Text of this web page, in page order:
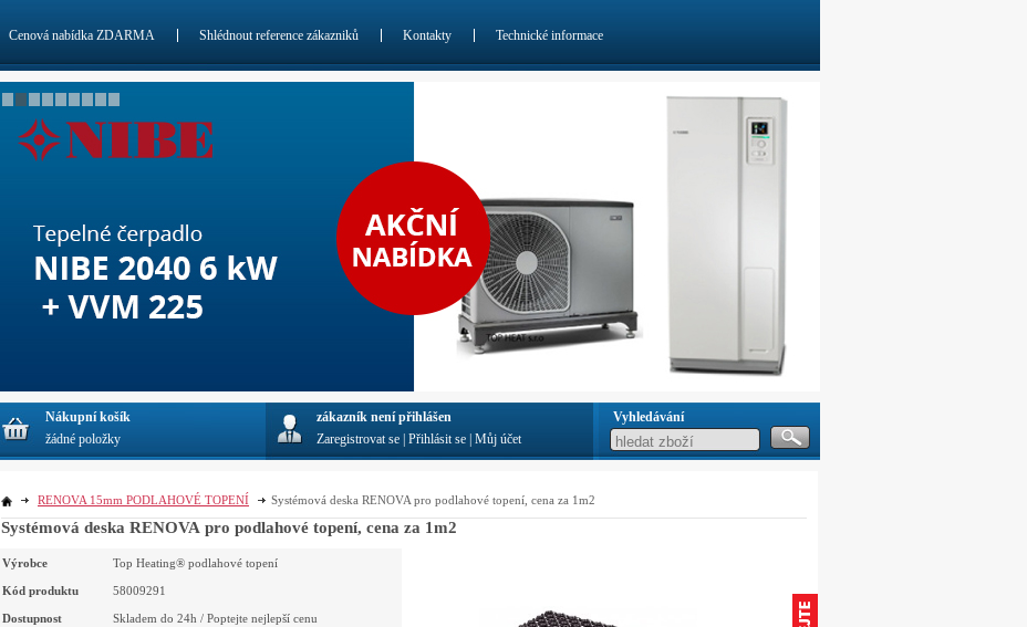
RENOVA 15mm PODLAHOVÉ TOPENÍ Systémová deska RENOVA pro podlahové topení, cena za 1m2
Systémová deska RENOVA pro podlahové topení, cena za 1m2
Výrobce Top Heating® podlahové topení
Kód produktu 58009291
Dostupnost Skladem do 24h / Poptejte nejlepší cenu
Cenová nabídka ZDARMA Shlédnout reference zákazniků Kontakty Technické informace
Nákupní košík
žádné položky
zákazník není přihlášen
Zaregistrovat se Přihlásit se Můj účet
Vyhledávání